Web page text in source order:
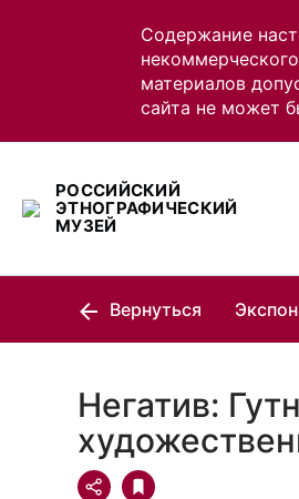
Содержание
материалов
сайта не может
РОССИЙСКИЙ
ЭТНОГРАФИЧЕСКИЙ
МУЗЕЙ
Вернуться
Негатив: